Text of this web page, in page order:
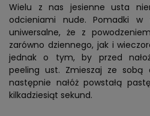
Wielu z nas jesienne usta
odcieniami nude. Pomadki
uniwersalne, że z
zarówno dziennego, jak i
jednak o tym, by przed
peeling ust. Zmieszaj ze
następnie nałóż powstałą
kilkadziesiąt sekund.